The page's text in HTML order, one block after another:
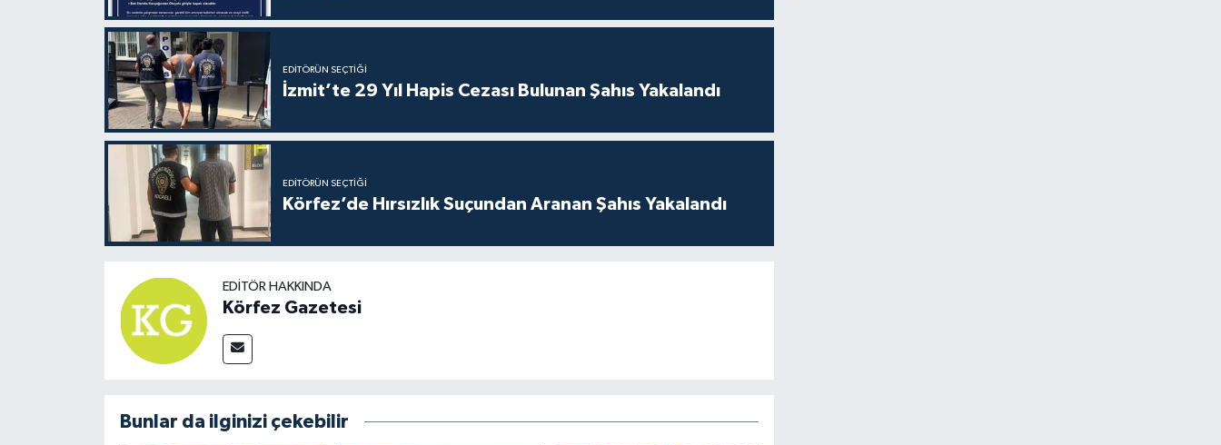
EDITÖRÜN SEÇTIĞI
İzmit’te 29 Yıl Hapis Cezası Bulunan Şahıs Yakalandı
EDITÖRÜN SEÇTIĞI
Körfez’de Hırsızlık Suçundan Aranan Şahıs Yakalandı
EDITÖR HAKKINDA
Körfez Gazetesi
Bunlar da ilginizi çekebilir